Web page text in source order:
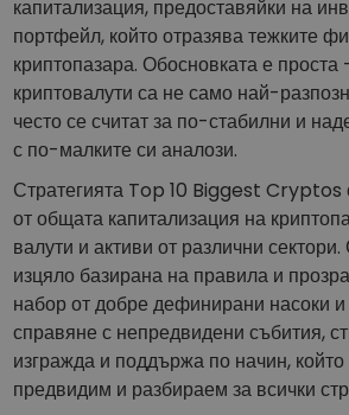
капитализация, предоставяйки на
портфейл, който отразява тежките
криптопазара. Обосновката е
криптовалути са не само най-
често се считат за по-стабилни и
с по-малките си аналози.
Стратегията Top 10 Biggest Cryptos
от общата капитализация на
валути и активи от различни сектори.
изцяло базирана на правила и
набор от добре дефинирани насоки и
справяне с непредвидени събития,
изгражда и поддържа по начин,
предвидим и разбираем за всички